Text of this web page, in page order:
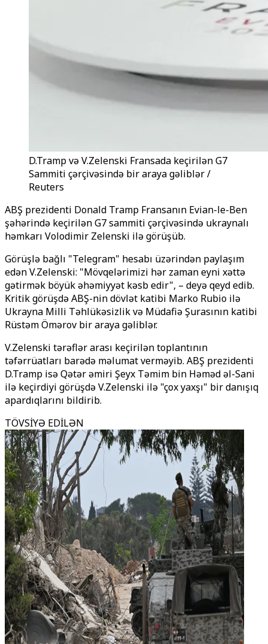
D.Tramp və V.Zelenski Fransada keçirilən G7
Sammiti çərçivəsində bir araya gəliblər /
Reuters
ABŞ prezidenti Donald Tramp Fransanın Evian-le-Ben
şəhərində keçirilən G7 sammiti çərçivəsində ukraynalı
həmkarı Volodimir Zelenski ilə görüşüb.
Görüşlə bağlı "Telegram" hesabı üzərindən paylaşım
edən V.Zelenski: "Mövqelərimizi hər zaman eyni xəttə
gətirmək böyük əhəmiyyət kəsb edir", – deyə qeyd edib.
Kritik görüşdə ABŞ-nin dövlət katibi Marko Rubio ilə
Ukrayna Milli Təhlükəsizlik və Müdafiə Şurasının katibi
Rüstəm Ömərov bir araya gəliblər.
V.Zelenski tərəflər arası keçirilən toplantının
təfərrüatları barədə məlumat verməyib. ABŞ prezidenti
D.Tramp isə Qətər əmiri Şeyx Təmim bin Həməd əl-Sani
ilə keçirdiyi görüşdə V.Zelenski ilə "çox yaxşı" bir danışıq
apardıqlarını bildirib.
TÖVSİYƏ EDİLƏN